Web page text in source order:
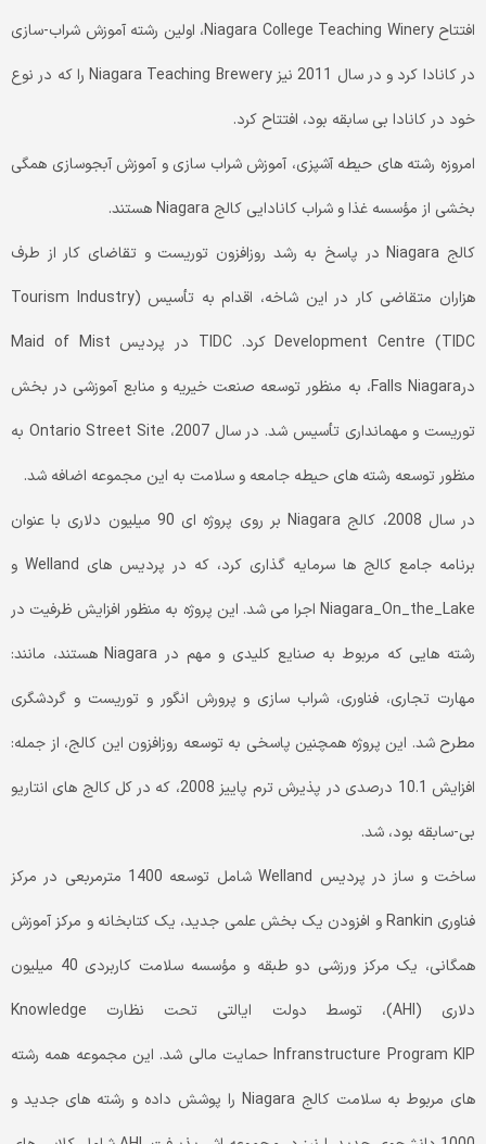
افتتاح Niagara College Teaching Winery، اولین رشته آموزش شراب-سازی
در کانادا کرد و در سال 2011 نیز Niagara Teaching Brewery را که در نوع
خود در کانادا بی سابقه بود، افتتاح کرد.
امروزه رشته های حیطه آشپزی، آموزش شراب سازی و آموزش آبجوسازی همگی
بخشی از مؤسسه غذا و شراب کانادایی کالج Niagara هستند.
کالج Niagara در پاسخ به رشد روزافزون توریست و تقاضای کار از طرف
هزاران متقاضی کار در این شاخه، اقدام به تأسیس (Tourism Industry
Development Centre (TIDC کرد. TIDC در پردیس Maid of Mist
درFalls Niagara، به منظور توسعه صنعت خیریه و منابع آموزشی در بخش
توریست و مهمانداری تأسیس شد. در سال 2007، Ontario Street Site به
منظور توسعه رشته های حیطه جامعه و سلامت به این مجموعه اضافه شد.
در سال 2008، کالج Niagara بر روی پروژه ای 90 میلیون دلاری با عنوان
برنامه جامع کالج ها سرمایه گذاری کرد، که در پردیس های Welland و
Niagara_On_the_Lake اجرا می شد. این پروژه به منظور افزایش ظرفیت در
رشته هایی که مربوط به صنایع کلیدی و مهم در Niagara هستند، مانند:
مهارت تجاری، فناوری، شراب سازی و پرورش انگور و توریست و گردشگری
مطرح شد. این پروژه همچنین پاسخی به توسعه روزافزون این کالج، از جمله:
افزایش 10.1 درصدی در پذیرش ترم پاییز 2008، که در کل کالج های انتاریو
بی-سابقه بود، شد.
ساخت و ساز در پردیس Welland شامل توسعه 1400 مترمربعی در مرکز
فناوری Rankin و افزودن یک بخش علمی جدید، یک کتابخانه و مرکز آموزش
همگانی، یک مرکز ورزشی دو طبقه و مؤسسه سلامت کاربردی 40 میلیون
دلاری (AHI)، توسط دولت ایالتی تحت نظارت Knowledge
Infranstructure Program KIP حمایت مالی شد. این مجموعه همه رشته
های مربوط به سلامت کالج Niagara را پوشش داده و رشته های جدید و